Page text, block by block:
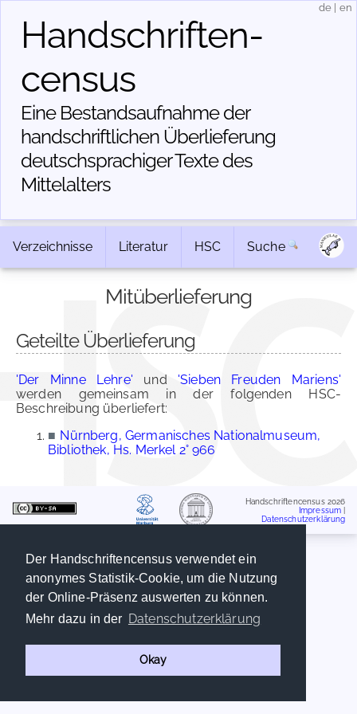
Der Handschriftencensus verwendet ein
anonymes Statistik-Cookie, um die Nutzung
der Online-Präsenz auswerten zu können.
Mehr dazu in der Datenschutzerklärung
Okay
Handschriften­
census
Eine Bestandsaufnahme der
handschriftlichen Über­lieferung
deutschsprachiger Texte des
Mittelalters
de en
Verzeichnisse Literatur HSC Suche
Mitüberlieferung
Geteilte Überlieferung
'Der Minne Lehre' und 'Sieben Freuden Mariens'
werden gemeinsam in der folgenden HSC-
Beschreibung überliefert:
■ Nürnberg, Germanisches Nationalmuseum,
Bibliothek, Hs. Merkel 2° 966
Handschriftencensus 2026
Impressum
Datenschutzerklärung